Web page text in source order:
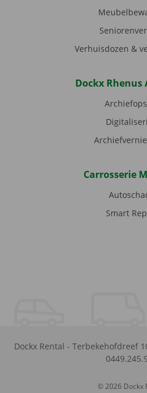
Verhuisdozen &
Dockx Rhenus
Carrosserie
Smart
Dockx Rental - Terbekehofdreef
© 2026 Dockx